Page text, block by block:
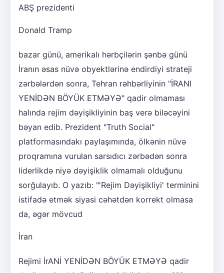
ABŞ prezidenti
Donald Tramp
bazar günü, amerikalı hərbçilərin şənbə günü
İranın əsas nüvə obyektlərinə endirdiyi strateji
zərbələrdən sonra, Tehran rəhbərliyinin "İRANI
YENİDƏN BÖYÜK ETMƏYƏ" qadir olmaması
halında rejim dəyişikliyinin baş verə biləcəyini
bəyan edib. Prezident "Truth Social"
platformasındakı paylaşımında, ölkənin nüvə
proqramına vurulan sarsıdıcı zərbədən sonra
liderlikdə niyə dəyişiklik olmamalı olduğunu
sorğulayıb. O yazıb: "'Rejim Dəyişikliyi' terminini
istifadə etmək siyasi cəhətdən korrekt olmasa
da, əgər mövcud
İran
Rejimi İrANİ YENİDƏN BÖYÜK ETMƏYƏ qadir